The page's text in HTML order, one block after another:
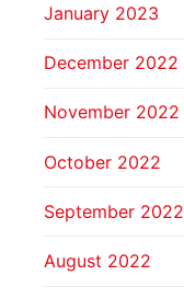
January 2023
December 2022
November 2022
October 2022
September 2022
August 2022